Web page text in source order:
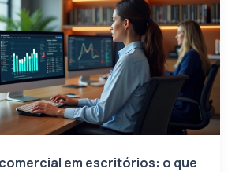
em escritórios: o que